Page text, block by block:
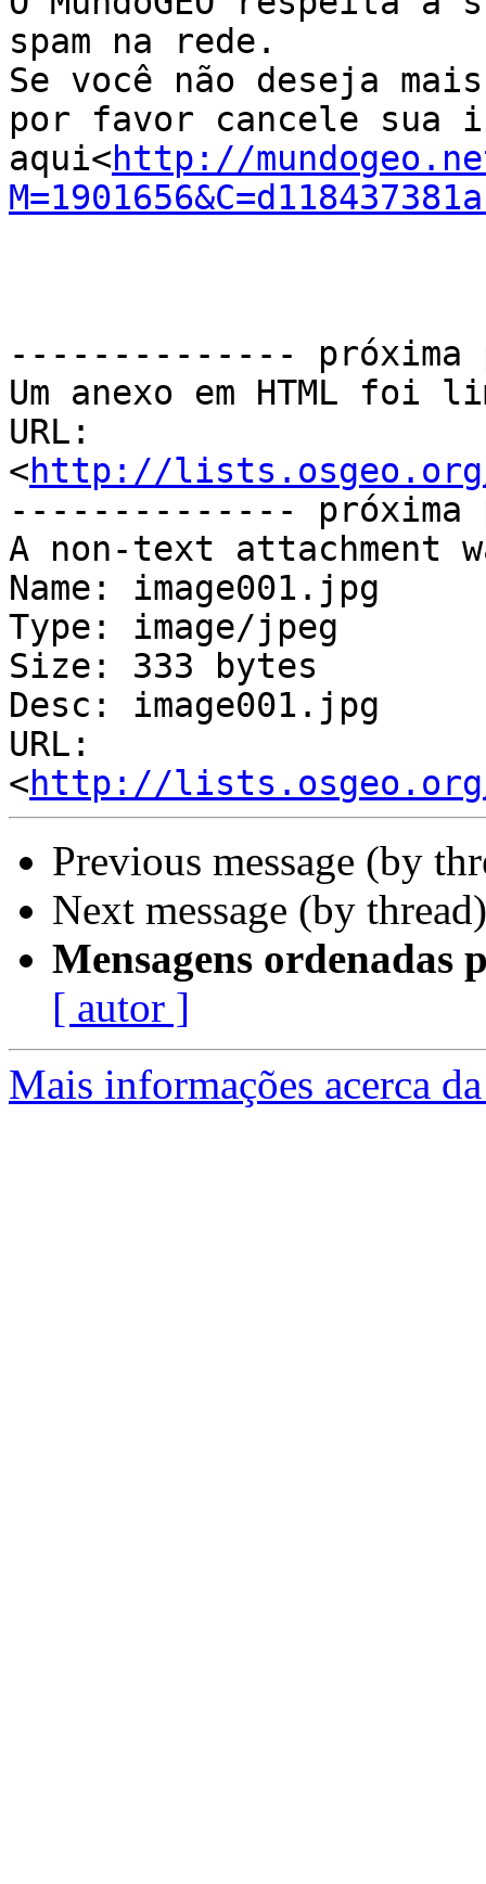
spam na rede.
Se você não deseja
por favor cancele sua
aqui<http://
--------------
Um anexo em HTML foi
URL:
<http://lists.osgeo.org/
--------------
A non-text attachment
Name: image001.jpg
Type: image/jpeg
Size: 333 bytes
Desc: image001.jpg
URL:
<http://lists.osgeo.org/
Previous message (by
Next message (by
Mensagens ordenadas
[ autor ]
Mais informações acerca